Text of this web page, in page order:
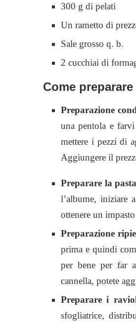
300 g di pelati
Un rametto di
Sale grosso q. b.
2 cucchiai di
Come
Preparazione
una pentola e
mettere i pezzi di
Aggiungere il
Preparare la pasta
l’albume, iniziare
ottenere un
Preparazione
prima e quindi
per bene per far
cannella, potete
Preparare i
sfogliatrice,